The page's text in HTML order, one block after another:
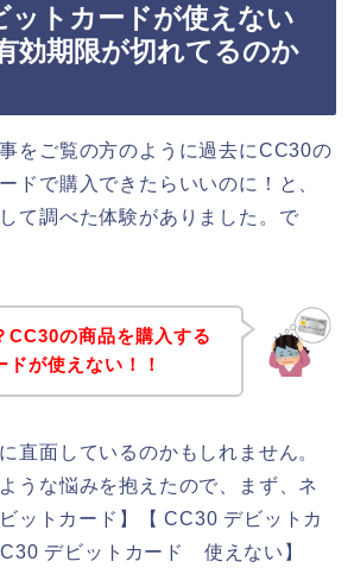
ットカードが使えない
効期限が切れてるのか
をご覧の方のように過去にCC30の
ドで購入できたらいいのに！と、
て調べた体験がありました。で
CC30の商品を購入する
が使えない！！
直面しているのかもしれません。
うな悩みを抱えたので、まず、ネ
ットカード】【 CC30 デビットカ
デビットカード 使えない】